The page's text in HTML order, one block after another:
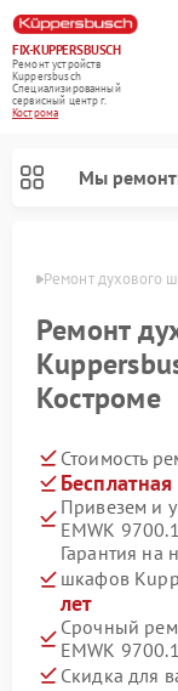
FIX-KUPPERSBUSCH
Ремонт устройств
Kuppersbusch
Специализированный
cервисный центр г.
Кострома
Мы
Ремонт духового
Ремонт
Костроме
Стоимость
Привезем и
EMWK
Гарантия на
шкафов
лет
Срочный
EMWK
Скидка для